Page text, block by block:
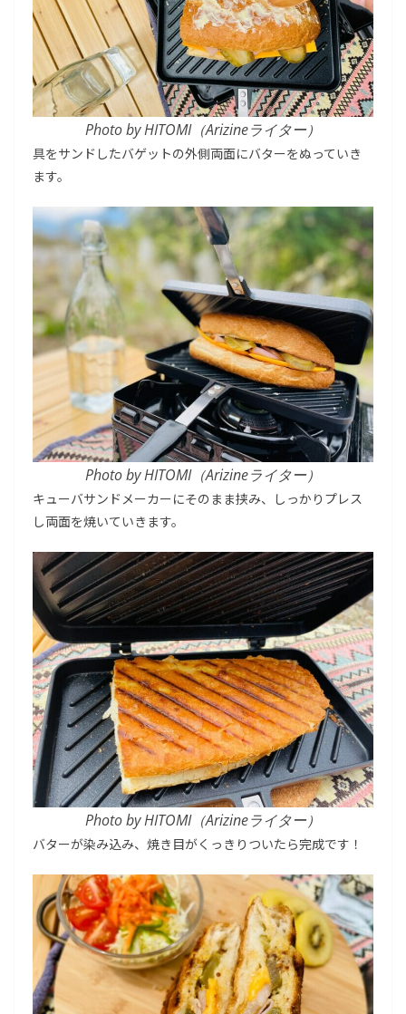
Photo by HITOMI（Arizineライター）
具をサンドしたバゲットの外側両面にバターをぬっていき
ます。
Photo by HITOMI（Arizineライター）
キューバサンドメーカーにそのまま挟み、しっかりプレス
し両面を焼いていきます。
Photo by HITOMI（Arizineライター）
バターが染み込み、焼き目がくっきりついたら完成です！